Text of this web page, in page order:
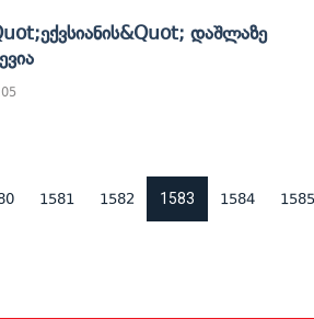
Დაშლაზე
1581 1582 1583 1584 1585